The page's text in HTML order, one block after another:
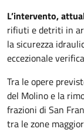
L’intervento,
rifiuti e detriti in
la sicurezza
eccezionale
Tra le opere
del Molino e la
frazioni di San
tra le zone